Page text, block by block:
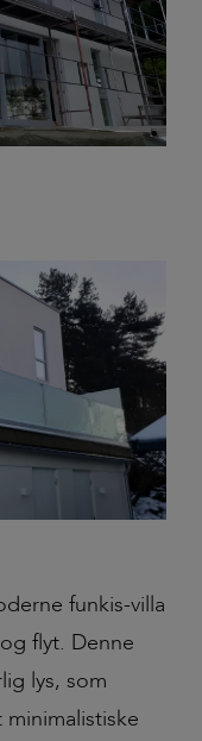
funkis-villa
flyt. Denne
lys, som